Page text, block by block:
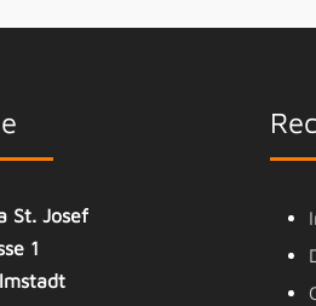
St. Josef
1